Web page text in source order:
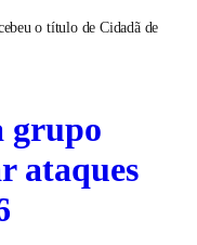
o título de Cidadã de
grupo
ataques